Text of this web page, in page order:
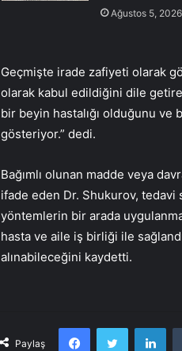
Ağustos 5, 2026
Geçmişte irade zafiyeti olarak
olarak kabul edildiğini dile
bir beyin hastalığı olduğunu
gösteriyor.” dedi.
Bağımlı olunan madde veya
ifade eden Dr. Shukurov,
yöntemlerin bir arada
hasta ve aile iş birliği ile
alınabileceğini kaydetti.
Paylaş
FacebookTwitter